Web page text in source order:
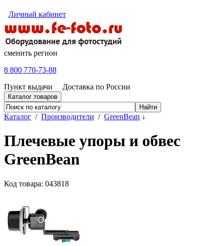
Личный кабинет
сменить регион
8 800 770-73-88
Пункт выдачи
Доставка по России
Каталог товаров
Каталог / Производители / GreenBean ↓
Плечевые упоры и обвес
GreenBean
Код товара: 043818